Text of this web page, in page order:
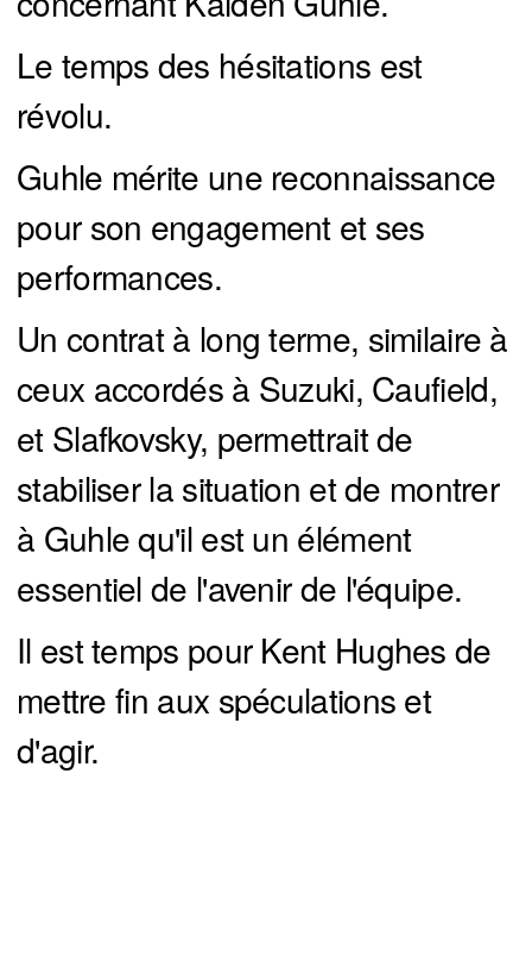
Le temps des hésitations est
révolu.
Guhle mérite une reconnaissance
pour son engagement et ses
performances.
Un contrat à long terme, similaire à
ceux accordés à Suzuki, Caufield,
et Slafkovsky, permettrait de
stabiliser la situation et de montrer
à Guhle qu'il est un élément
essentiel de l'avenir de l'équipe.
Il est temps pour Kent Hughes de
mettre fin aux spéculations et
d'agir.